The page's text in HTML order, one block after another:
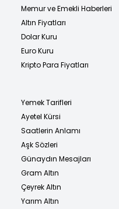
Memur ve Emekli Haberleri
Altın Fiyatları
Dolar Kuru
Euro Kuru
Kripto Para Fiyatları
Yemek Tarifleri
Ayetel Kürsi
Saatlerin Anlamı
Aşk Sözleri
Günaydın Mesajları
Gram Altın
Çeyrek Altın
Yarım Altın